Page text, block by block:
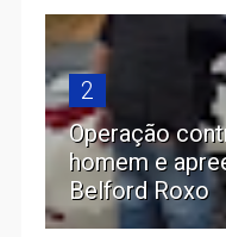
2
Operação
homem e
Belford Roxo